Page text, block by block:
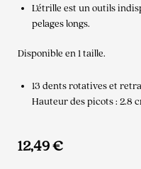
L’étrille est un outils
pelages longs.
Disponible en 1 taille.
13 dents rotatives et
Hauteur des picots : 2.8
12,49€